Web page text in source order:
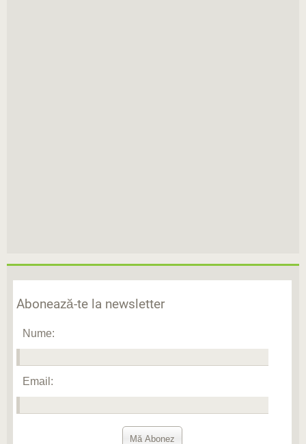
Abonează-te la newsletter
Nume:
Email: